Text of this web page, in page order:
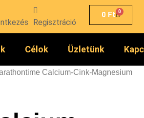
Regisztráció
0 Ft 0
Célok Üzletünk
Calcium-Cink-Magnesium